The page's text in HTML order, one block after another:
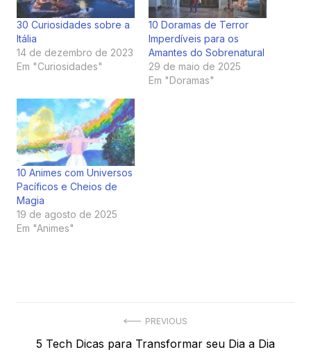
30 Curiosidades sobre a
Itália
14 de dezembro de 2023
Em "Curiosidades"
10 Doramas de Terror
Imperdíveis para os
Amantes do Sobrenatural
29 de maio de 2025
Em "Doramas"
10 Animes com Universos
Pacíficos e Cheios de
Magia
19 de agosto de 2025
Em "Animes"
PREVIOUS
Previous
5 Tech Dicas para Transformar seu Dia a Dia